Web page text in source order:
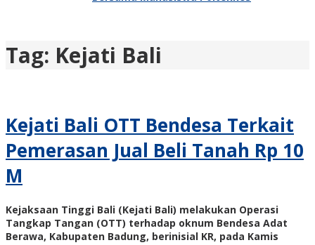
Tag: Kejati Bali
Kejati Bali OTT Bendesa Terkait
Pemerasan Jual Beli Tanah Rp 10
M
Kejaksaan Tinggi Bali (Kejati Bali) melakukan Operasi
Tangkap Tangan (OTT) terhadap oknum Bendesa Adat
Berawa, Kabupaten Badung, berinisial KR, pada Kamis